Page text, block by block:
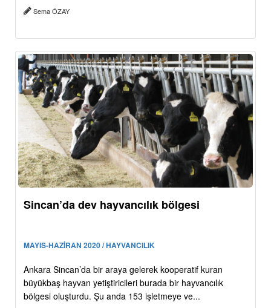
Sema ÖZAY
Sincan’da dev hayvancılık bölgesi
MAYIS-HAZİRAN 2020 / HAYVANCILIK
Ankara Sincan’da bir araya gelerek kooperatif kuran
büyükbaş hayvan yetiştiricileri burada bir hayvancılık
bölgesi oluşturdu. Şu anda 153 işletmeye ve...